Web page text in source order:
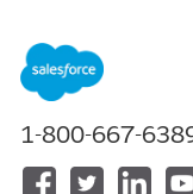
Navigate to a
When
in the same node
to see more
1-800-667-